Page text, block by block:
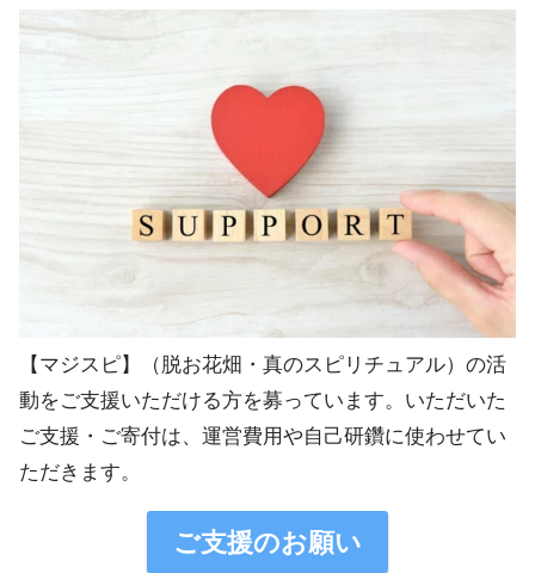
【マジスピ】（脱お花畑・真のスピリチュアル）の活
動をご支援いただける方を募っています。いただいた
ご支援・ご寄付は、運営費用や自己研鑽に使わせてい
ただきます。
ご支援のお願い